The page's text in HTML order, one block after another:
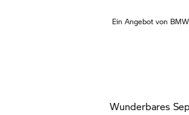
Ein Angebot von
Wunderbares